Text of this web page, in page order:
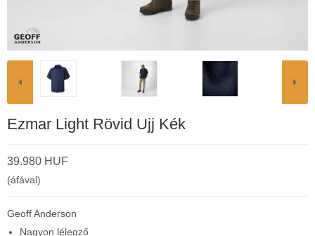
Ezmar Light Rövid Ujj Kék
39.980 HUF
(áfával)
Geoff Anderson
Nagyon lélegző